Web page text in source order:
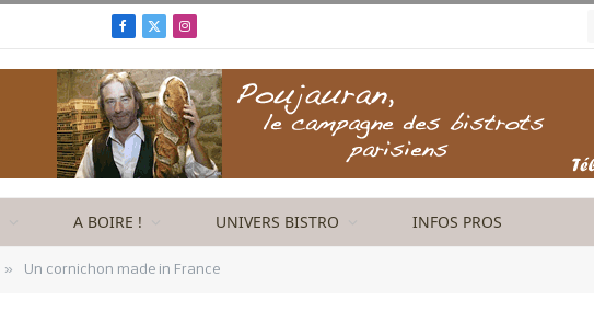
Facebook
X
Instagram
A BOIRE ! UNIVERS BISTRO INFOS PROS
» Un cornichon made in France